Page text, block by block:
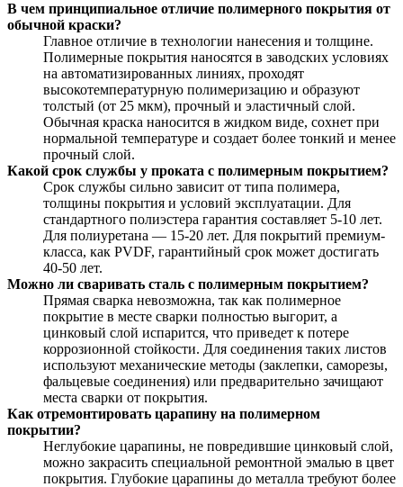
В чем принципиальное отличие полимерного покрытия от
обычной краски?
Главное отличие в технологии нанесения и толщине.
Полимерные покрытия наносятся в заводских условиях
на автоматизированных линиях, проходят
высокотемпературную полимеризацию и образуют
толстый (от 25 мкм), прочный и эластичный слой.
Обычная краска наносится в жидком виде, сохнет при
нормальной температуре и создает более тонкий и менее
прочный слой.
Какой срок службы у проката с полимерным покрытием?
Срок службы сильно зависит от типа полимера,
толщины покрытия и условий эксплуатации. Для
стандартного полиэстера гарантия составляет 5-10 лет.
Для полиуретана — 15-20 лет. Для покрытий премиум-
класса, как PVDF, гарантийный срок может достигать
40-50 лет.
Можно ли сваривать сталь с полимерным покрытием?
Прямая сварка невозможна, так как полимерное
покрытие в месте сварки полностью выгорит, а
цинковый слой испарится, что приведет к потере
коррозионной стойкости. Для соединения таких листов
используют механические методы (заклепки, саморезы,
фальцевые соединения) или предварительно зачищают
места сварки от покрытия.
Как отремонтировать царапину на полимерном
покрытии?
Неглубокие царапины, не повредившие цинковый слой,
можно закрасить специальной ремонтной эмалью в цвет
покрытия. Глубокие царапины до металла требуют более